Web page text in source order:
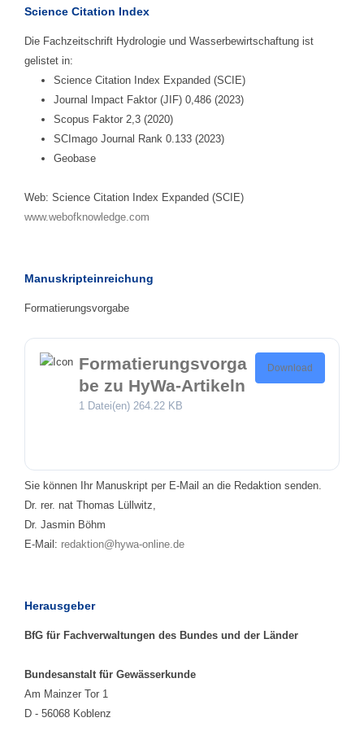
Science Citation Index
Die Fachzeitschrift Hydrologie und Wasserbewirtschaftung ist
gelistet in:
Science Citation Index Expanded (SCIE)
Journal Impact Faktor (JIF) 0,486 (2023)
Scopus Faktor 2,3 (2020)
SCImago Journal Rank 0.133 (2023)
Geobase
Web: Science Citation Index Expanded (SCIE)
www.webofknowledge.com
Manuskripteinreichung
Formatierungsvorgabe
Formatierungsvorga
be zu HyWa-Artikeln
1 Datei(en) 264.22 KB
Download
Sie können Ihr Manuskript per E-Mail an die Redaktion senden.
Dr. rer. nat Thomas Lüllwitz,
Dr. Jasmin Böhm
E-Mail: redaktion@hywa-online.de
Herausgeber
BfG für Fachverwaltungen des Bundes und der Länder
Bundesanstalt für Gewässerkunde
Am Mainzer Tor 1
D - 56068 Koblenz